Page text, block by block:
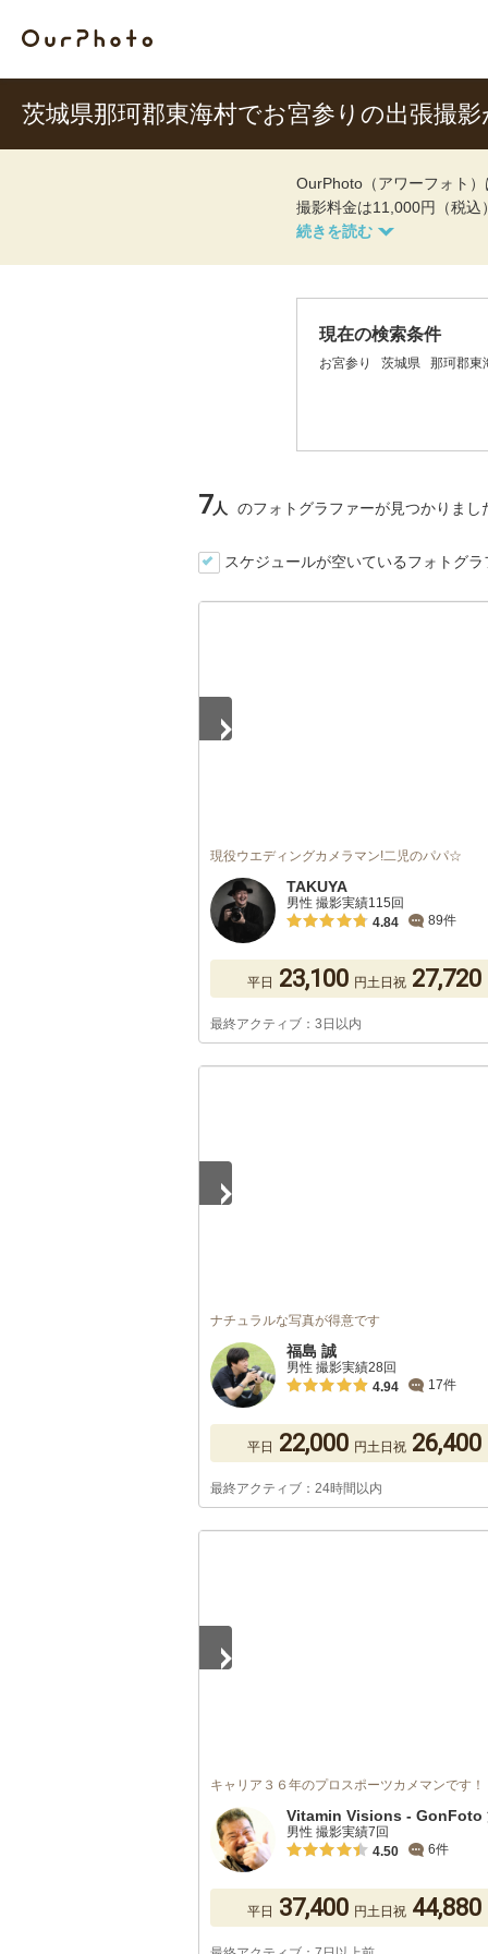
茨城県那珂郡東海村でお宮参りの出張撮
OurPhoto（アワーフォト
撮影料金は11,000円（税込
現在の検索条件
お宮参り 茨城県 那珂郡東
7人 のフォトグラファーが見つかりまし
スケジュールが空いているフォトグ
現役ウエディングカメラマン!二児のパパ☆
TAKUYA
男性 撮影実績115回
4.84
89件
平日 23,100 円土日祝 27,720
最終アクティブ：3日以内
ナチュラルな写真が得意です
福島 誠
男性 撮影実績28回
4.94
17件
平日 22,000 円土日祝 26,400
最終アクティブ：24時間以内
キャリア３６年のプロスポーツカメマンです！
Vitamin Visions - GonFoto
男性 撮影実績7回
4.50
6件
平日 37,400 円土日祝 44,880